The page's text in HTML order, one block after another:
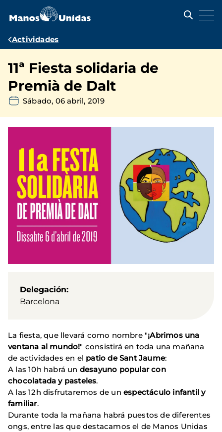
contenido
Ruta
navegación
Actividades
11ª Fiesta solidaria de
Premià de Dalt
Sábado, 06 abril, 2019
Delegación
Barcelona
La fiesta, que llevará como nombre "¡Abrimos una
ventana al mundo!" consistirá en toda una mañana
de actividades en el patio de Sant Jaume:
A las 10h habrá un desayuno popular con
chocolatada y pasteles.
A las 12h disfrutaremos de un espectáculo infantil y
familiar.
Durante toda la mañana habrá puestos de diferentes
ongs, entre las que destacamos el de Manos Unidas